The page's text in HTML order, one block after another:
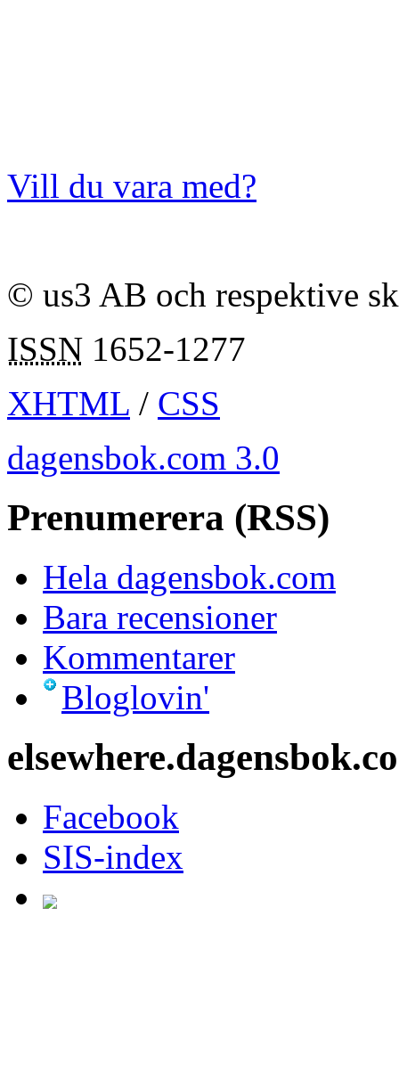
Vill du vara med?
© us3 AB och respektive
ISSN 1652-1277
XHTML / CSS
dagensbok.com 3.0
Prenumerera (RSS)
Hela dagensbok.com
Bara recensioner
Kommentarer
Bloglovin'
Facebook
SIS-index